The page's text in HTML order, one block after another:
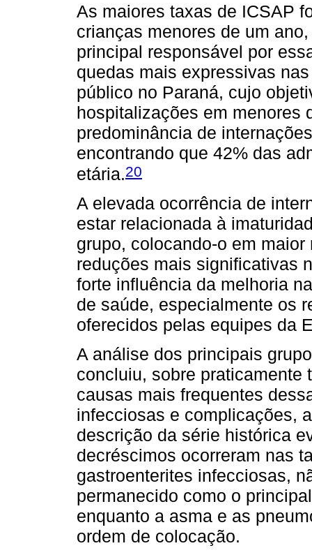
As maiores taxas de ICSAP
crianças menores de um
principal responsável por
quedas mais expressivas
público no Paraná, cujo
hospitalizações em menores
predominância de
encontrando que 42% das
etária.20
A elevada ocorrência de
estar relacionada à
grupo, colocando-o em
reduções mais significativas
forte influência da melhoria
de saúde, especialmente os
oferecidos pelas equipes da
A análise dos principais
concluiu, sobre praticamente
causas mais frequentes
infecciosas e complicações,
descrição da série histórica
decréscimos ocorreram nas
gastroenterites infecciosas,
permanecido como o
enquanto a asma e as
ordem de colocação.